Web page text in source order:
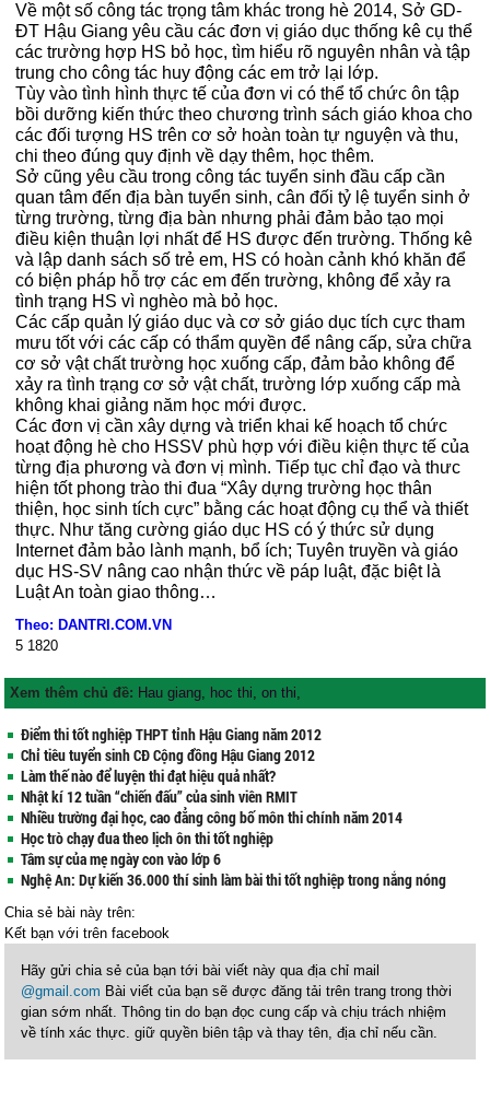
Về một số công tác trọng tâm khác trong hè 2014, Sở GD-
ĐT Hậu Giang yêu cầu các đơn vị giáo dục thống kê cụ thể
các trường hợp HS bỏ học, tìm hiểu rõ nguyên nhân và tập
trung cho công tác huy động các em trở lại lớp.
Tùy vào tình hình thực tế của đơn vi có thể tổ chức ôn tập
bồi dưỡng kiến thức theo chương trình sách giáo khoa cho
các đối tượng HS trên cơ sở hoàn toàn tự nguyện và thu,
chi theo đúng quy định về dạy thêm, học thêm.
Sở cũng yêu cầu trong công tác tuyển sinh đầu cấp cần
quan tâm đến địa bàn tuyển sinh, cân đối tỷ lệ tuyển sinh ở
từng trường, từng địa bàn nhưng phải đảm bảo tạo mọi
điều kiện thuận lợi nhất để HS được đến trường. Thống kê
và lập danh sách số trẻ em, HS có hoàn cảnh khó khăn để
có biện pháp hỗ trợ các em đến trường, không để xảy ra
tình trạng HS vì nghèo mà bỏ học.
Các cấp quản lý giáo dục và cơ sở giáo dục tích cực tham
mưu tốt với các cấp có thẩm quyền để nâng cấp, sửa chữa
cơ sở vật chất trường học xuống cấp, đảm bảo không để
xảy ra tình trạng cơ sở vật chất, trường lớp xuống cấp mà
không khai giảng năm học mới được.
Các đơn vị cần xây dựng và triển khai kế hoạch tổ chức
hoạt động hè cho HSSV phù hợp với điều kiện thực tế của
từng địa phương và đơn vị mình. Tiếp tục chỉ đạo và thưc
hiện tốt phong trào thi đua “Xây dựng trường học thân
thiện, học sinh tích cực” bằng các hoạt động cụ thể và thiết
thực. Như tăng cường giáo dục HS có ý thức sử dụng
Internet đảm bảo lành mạnh, bổ ích; Tuyên truyền và giáo
dục HS-SV nâng cao nhận thức về páp luật, đặc biệt là
Luật An toàn giao thông…
Theo: DANTRI.COM.VN
5 1820
Xem thêm chủ đề: Hau giang, hoc thi,on thi,
Điểm thi tốt nghiệp THPT tỉnh Hậu Giang năm 2012
Chỉ tiêu tuyển sinh CĐ Cộng đồng Hậu Giang 2012
Làm thế nào để luyện thi đạt hiệu quả nhất?
Nhật kí 12 tuần “chiến đấu” của sinh viên RMIT
Nhiều trường đại học, cao đẳng công bố môn thi chính năm 2014
Học trò chạy đua theo lịch ôn thi tốt nghiệp
Tâm sự của mẹ ngày con vào lớp 6
Nghệ An: Dự kiến 36.000 thí sinh làm bài thi tốt nghiệp trong nắng nóng
Chia sẻ bài này trên:
Kết bạn vớitrên facebook
Hãy gửi chia sẻ của bạn tới bài viết này qua địa chỉ mail
@gmail.com Bài viết của bạn sẽ được đăng tải trên trang trong thời
gian sớm nhất. Thông tin do bạn đọc cung cấp và chịu trách nhiệm
về tính xác thực. giữ quyền biên tập và thay tên, địa chỉ nếu cần.